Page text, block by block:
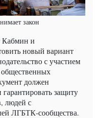
закон
Кабмин и
новый вариант
с участием
должен
защиту
людей с
ЛГБТК-сообщества.